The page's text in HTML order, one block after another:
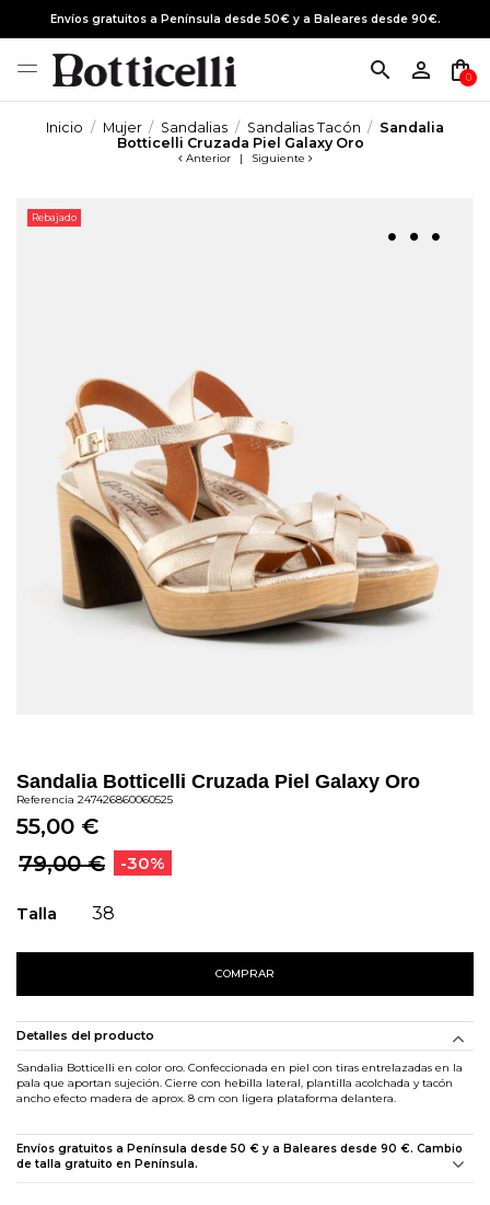
Envíos gratuitos a Península desde 50€ y a Baleares desde 90€.
search person_outline shopping_bag
0
Inicio Mujer Sandalias Sandalias Tacón
Sandalia
Botticelli Cruzada Piel Galaxy Oro
Anterior | Siguiente
Rebajado
Sandalia Botticelli Cruzada Piel Galaxy Oro
Referencia 247426860060525
55,00 €
79,00 €
-30%
Talla 38
COMPRAR
Detalles del producto
Sandalia Botticelli en color oro. Confeccionada en piel con tiras entrelazadas en la
pala que aportan sujeción. Cierre con hebilla lateral, plantilla acolchada y tacón
ancho efecto madera de aprox. 8 cm con ligera plataforma delantera.
Envíos gratuitos a Península desde 50 € y a Baleares desde 90 €. Cambio
de talla gratuito en Península.